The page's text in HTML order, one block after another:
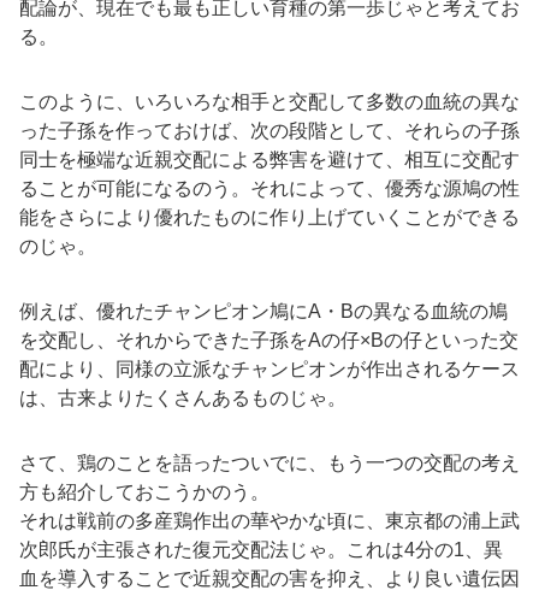
配論が、現在でも最も正しい育種の第一歩じゃと考えてお
る。
このように、いろいろな相手と交配して多数の血統の異な
った子孫を作っておけば、次の段階として、それらの子孫
同士を極端な近親交配による弊害を避けて、相互に交配す
ることが可能になるのう。それによって、優秀な源鳩の性
能をさらにより優れたものに作り上げていくことができる
のじゃ。
例えば、優れたチャンピオン鳩にA・Bの異なる血統の鳩
を交配し、それからできた子孫をAの仔×Bの仔といった交
配により、同様の立派なチャンピオンが作出されるケース
は、古来よりたくさんあるものじゃ。
さて、鶏のことを語ったついでに、もう一つの交配の考え
方も紹介しておこうかのう。
それは戦前の多産鶏作出の華やかな頃に、東京都の浦上武
次郎氏が主張された復元交配法じゃ。これは4分の1、異
血を導入することで近親交配の害を抑え、より良い遺伝因